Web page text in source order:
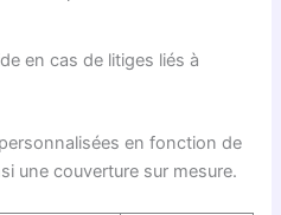
en cas de litiges liés à
en fonction de
une couverture sur mesure.